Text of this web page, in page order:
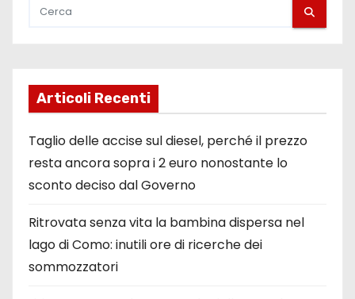
Articoli Recenti
Taglio delle accise sul diesel, perché il prezzo
resta ancora sopra i 2 euro nonostante lo
sconto deciso dal Governo
Ritrovata senza vita la bambina dispersa nel
lago di Como: inutili ore di ricerche dei
sommozzatori